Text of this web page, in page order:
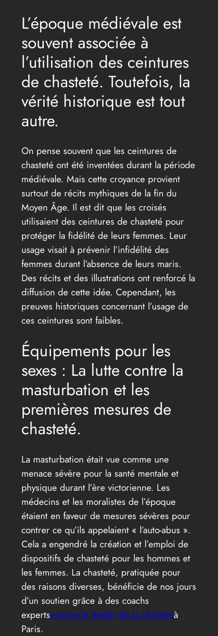
L’époque médiévale est
souvent associée à
l’utilisation des ceintures
de chasteté. Toutefois, la
vérité historique est tout
autre.
On pense souvent que les ceintures de
chasteté ont été inventées durant la période
médiévale. Mais cette croyance provient
surtout de récits mythiques de la fin du
Moyen Âge. Il est dit que les croisés
utilisaient des ceintures de chasteté pour
protéger la fidélité de leurs femmes. Leur
usage visait à prévenir l’infidélité des
femmes durant l’absence de leurs maris.
Des récits et des illustrations ont renforcé la
diffusion de cette idée. Cependant, les
preuves historiques concernant l’usage de
ces ceintures sont faibles.
Équipements pour les
sexes : La lutte contre la
masturbation et les
premières mesures de
chasteté.
La masturbation était vue comme une
menace sévère pour la santé mentale et
physique durant l’ère victorienne. Les
médecins et les moralistes de l’époque
étaient en faveur de mesures sévères pour
contrer ce qu’ils appelaient « l’auto-abus ».
Cela a engendré la création et l’emploi de
dispositifs de chasteté pour les hommes et
les femmes. La chasteté, pratiquée pour
des raisons diverses, bénéficie de nos jours
d’un soutien grâce à des coachs
expertscomme le leader de la chastetéà
Paris.